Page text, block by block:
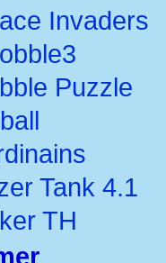
Invaders
Puzzle
Tank 4.1
TH